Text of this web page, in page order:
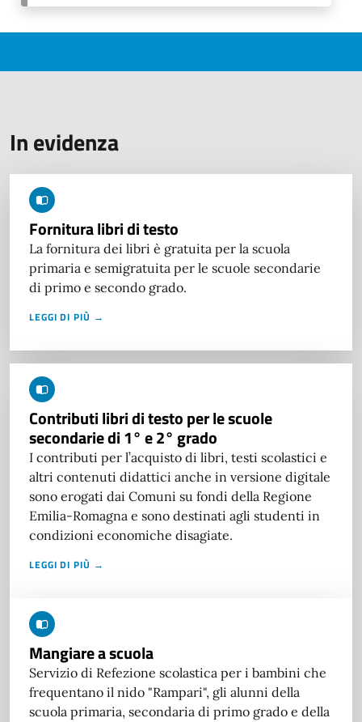
In evidenza
Fornitura libri di testo
La fornitura dei libri è gratuita per la scuola
primaria e semigratuita per le scuole secondarie
di primo e secondo grado.
LEGGI DI PIÙ →
Contributi libri di testo per le scuole
secondarie di 1° e 2° grado
I contributi per l’acquisto di libri, testi scolastici e
altri contenuti didattici anche in versione digitale
sono erogati dai Comuni su fondi della Regione
Emilia-Romagna e sono destinati agli studenti in
condizioni economiche disagiate.
LEGGI DI PIÙ →
Mangiare a scuola
Servizio di Refezione scolastica per i bambini che
frequentano il nido "Rampari", gli alunni della
scuola primaria, secondaria di primo grado e della